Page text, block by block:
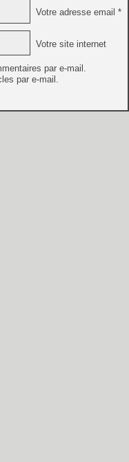
Votre adresse email *
Votre site internet
par e-mail.
par e-mail.